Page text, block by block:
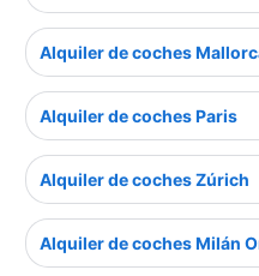
Alquiler de coches
Alquiler de coches Paris
Alquiler de coches Zúrich
Alquiler de coches Milán